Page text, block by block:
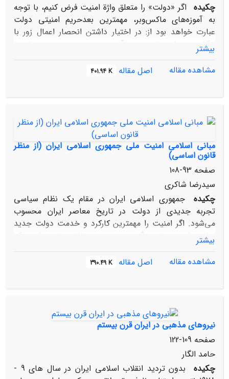
چکیده اگر «دولت‌» را متعلق‌ واژة‌ امنیت‌ فرض‌ کنیم‌، با توجه‌
به‌ آموزه‌های‌ ماکس‌وبر، مهمترین‌ بعدحریم‌ امنیتی‌ دولت‌
عبارت‌ خواهد بود از: در اختیار داشتن‌ انحصار اعمال‌ زور با
اتکاء به‌ منابع‌ مشروعیتی‌ آن‌. به‌ بیان‌ وبر، تجمع‌ سیاست‌
اجباری‌ که‌ دارای‌ تشکیلات‌ پایداری‌ است‌ مادامی‌ دولت‌خوانده‌
می‌شود که‌ کارکنان‌ اداری‌اش‌ بتوانند به‌ طرز موفقیت‌آمیزی‌
حفاظتی‌ آن‌ است‌
بیشتر
مشاهده مقاله
اصل مقاله 401.94 K
مبانی‌ اسلامی‌ امنیت‌ ملی‌ جمهوری‌ اسلامی‌ ایران‌ (از منظر
قانون‌ اساسی‌)
صفحه 93-108
سیدرضا شاکری
چکیده
جمهوری‌ اسلامی‌ ایران‌ در مقام‌ یک‌ نظام‌ سیاسی‌
تجربه‌ جدیدی‌ از دولت‌ در تاریخ‌ معاصر ایران‌ محسوب‌
می‌شود. اگر امنیت‌ را مهمترین‌ کارکرد و خدمت‌ دولت‌ جدید
بدانیم‌، امنیت‌ ملی‌ بزرگترین‌ دغدغه‌ هر نظام‌ سیاسی‌ است‌ که‌
با عناصر ایدئولوژیک‌ و فرهنگی‌، اجتماعی‌ و نظامی‌ پیوند
خورده‌ است‌. ایدئولوژی‌ رسمی‌ و قانونی‌ در جمهوری‌ اسلامی‌
بیشتر
مشاهده مقاله
اصل مقاله 390.49 K
نیروهای‌ مذهبی‌ در ایران‌ قرن‌ بیستم‌
صفحه 109-122
حامد الگار
چکیده
بدون‌ تردید انقلاب‌ اسلامی‌ ایران‌ در سال های‌ 9 -